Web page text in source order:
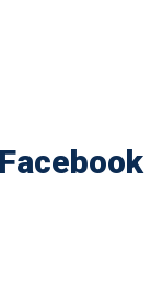
Facebook